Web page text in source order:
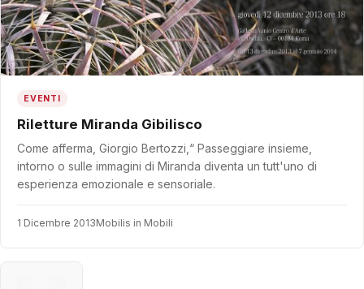
EVENTI
Riletture Miranda Gibilisco
Come afferma, Giorgio Bertozzi,“ Passeggiare insieme,
intorno o sulle immagini di Miranda diventa un tutt'uno di
esperienza emozionale e sensoriale.
1 Dicembre 2013Mobilis in Mobili